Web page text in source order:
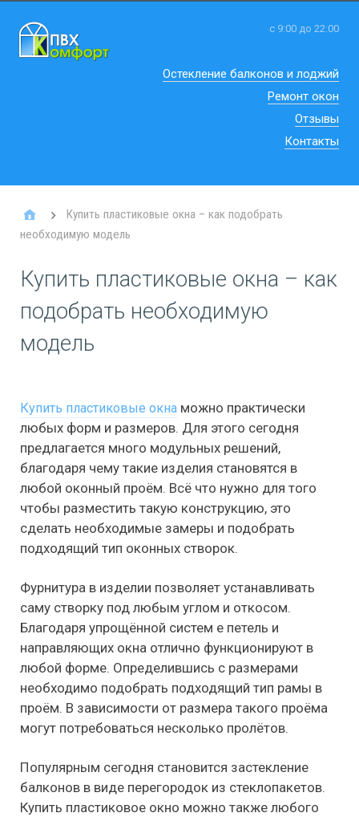
с 9:00 до 22:00
Остекление балконов и лоджий
Ремонт окон
Отзывы
Контакты
Купить пластиковые окна – как подобрать
необходимую модель
Купить пластиковые окна – как
подобрать необходимую
модель
Купить пластиковые окна можно практически
любых форм и размеров. Для этого сегодня
предлагается много модульных решений,
благодаря чему такие изделия становятся в
любой оконный проём. Всё что нужно для того
чтобы разместить такую конструкцию, это
сделать необходимые замеры и подобрать
подходящий тип оконных створок.
Фурнитура в изделии позволяет устанавливать
саму створку под любым углом и откосом.
Благодаря упрощённой систем е петель и
направляющих окна отлично функционируют в
любой форме. Определившись с размерами
необходимо подобрать подходящий тип рамы в
проём. В зависимости от размера такого проёма
могут потребоваться несколько пролётов.
Популярным сегодня становится застекление
балконов в виде перегородок из стеклопакетов.
Купить пластиковое окно можно также любого